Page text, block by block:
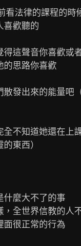
看法律的課程的時
喜歡聽的
得這聲音你喜歡或
的思路你喜歡
散發出來的能量吧
全不知道她還在上
東西）
什麼大不了的事
，全世界信教的人
面很正常的行為